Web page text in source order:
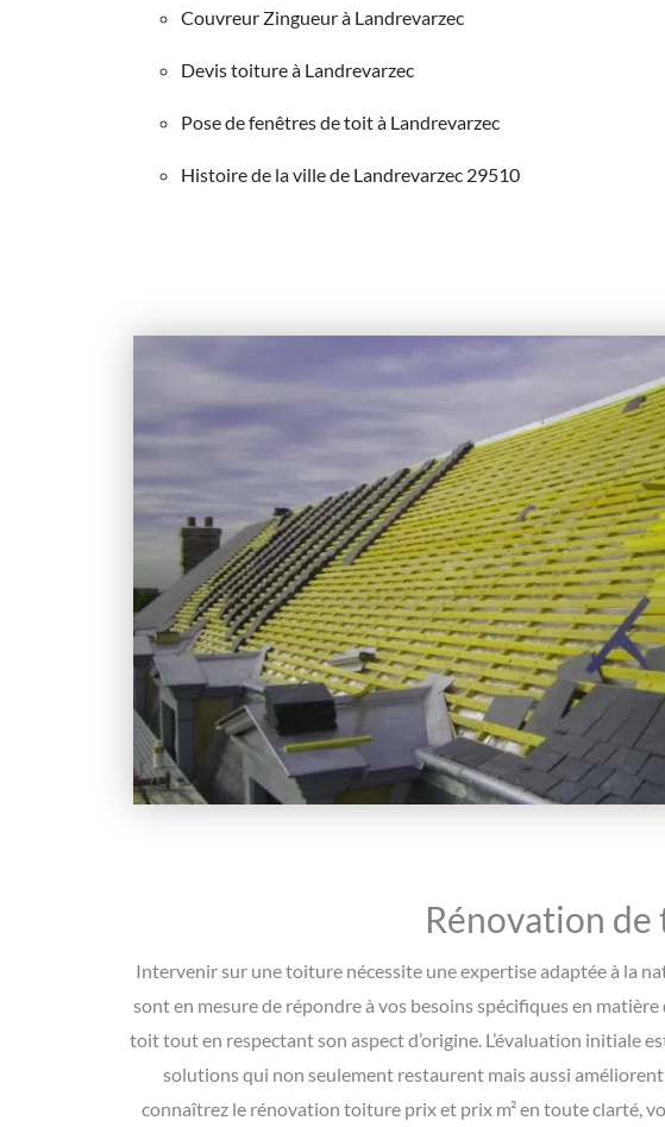
Couvreur Zingueur à Landrevarzec
Devis toiture à Landrevarzec
Pose de fenêtres de toit à Landrevarzec
Histoire de la ville de Landrevarzec 29510
Rénovation
Intervenir sur une toiture nécessite une expertise adaptée à la
sont en mesure de répondre à vos besoins spécifiques en matière
toit tout en respectant son aspect d’origine. L’évaluation initiale
solutions qui non seulement restaurent mais aussi
connaîtrez le rénovation toiture prix et prix m² en toute clarté,